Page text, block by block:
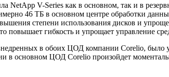
NetApp V-Series как в основном, так и в
46 ТБ в основном центре обработки
степени использования дисков и
повышает гибкость и упрощает управление
в обоих ЦОД компании Corelio,
в основном ЦОД Corelio произойдет